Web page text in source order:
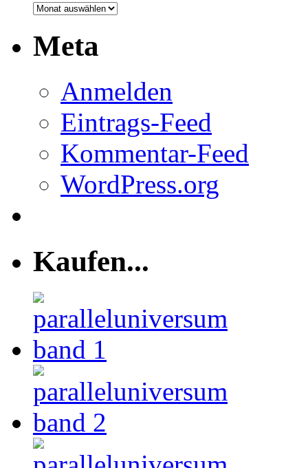
Monatsarchiv
Meta
Anmelden
Eintrags-Feed
Kommentar-Feed
WordPress.org
Kaufen...